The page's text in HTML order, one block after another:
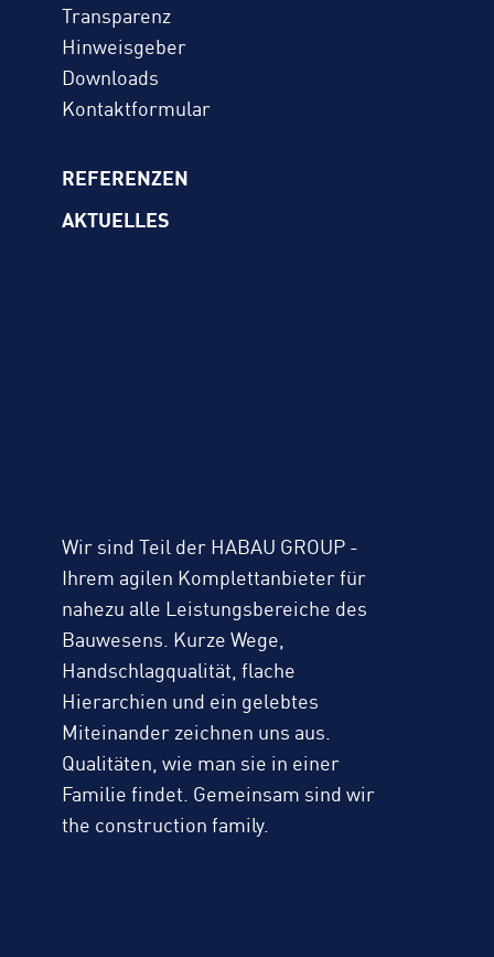
Wir sind Teil der HABAU GROUP -
Ihrem agilen Komplettanbieter für
nahezu alle Leistungsbereiche des
Bauwesens. Kurze Wege,
Handschlagqualität, flache
Hierarchien und ein gelebtes
Miteinander zeichnen uns aus.
Qualitäten, wie man sie in einer
Familie findet. Gemeinsam sind wir
the construction family.
REFERENZEN
AKTUELLES
Transparenz
Hinweisgeber
Downloads
Kontaktformular